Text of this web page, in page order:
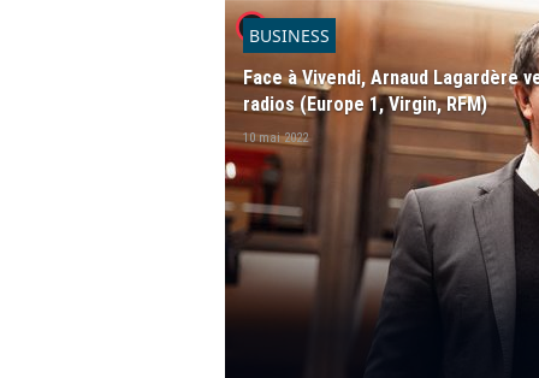
player2BUSINESS
Face à Vivendi, Arnaud Lagardère
radios (Europe 1, Virgin, RFM)
10 mai 2022